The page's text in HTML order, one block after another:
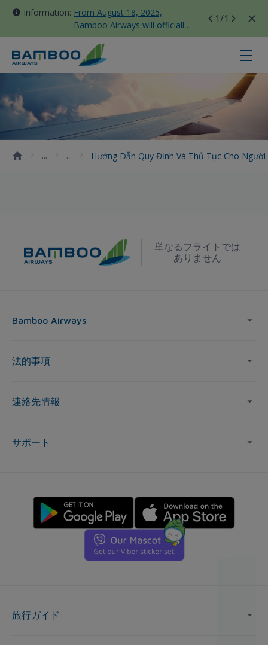
Information: From August 18, 2025,
Bamboo Airways will officially
move all domestic flights to
Tan Son Nhat Terminal T3
1/1
Hướng dẫn quy định và thủ tục
Hướng Dẫn Quy Định Và Thủ Tục Cho
単なるフライトでは
ありません
Bamboo Airways
法的事項
連絡先情報
サポート
旅行ガイド